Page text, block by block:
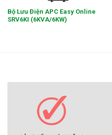
Bộ Lưu Điện APC Easy Online
SRV6KI (6KVA/6KW)